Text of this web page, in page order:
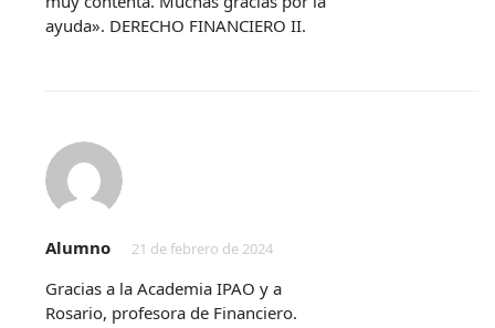
ayuda». DERECHO FINANCIERO II.
Alumno 21 de febrero de 2024
Gracias a la Academia IPAO y a
Rosario, profesora de Financiero.